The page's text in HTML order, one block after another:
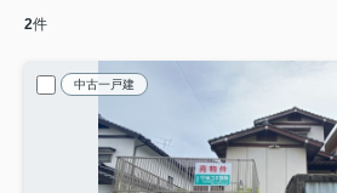
2件
中古一戸建